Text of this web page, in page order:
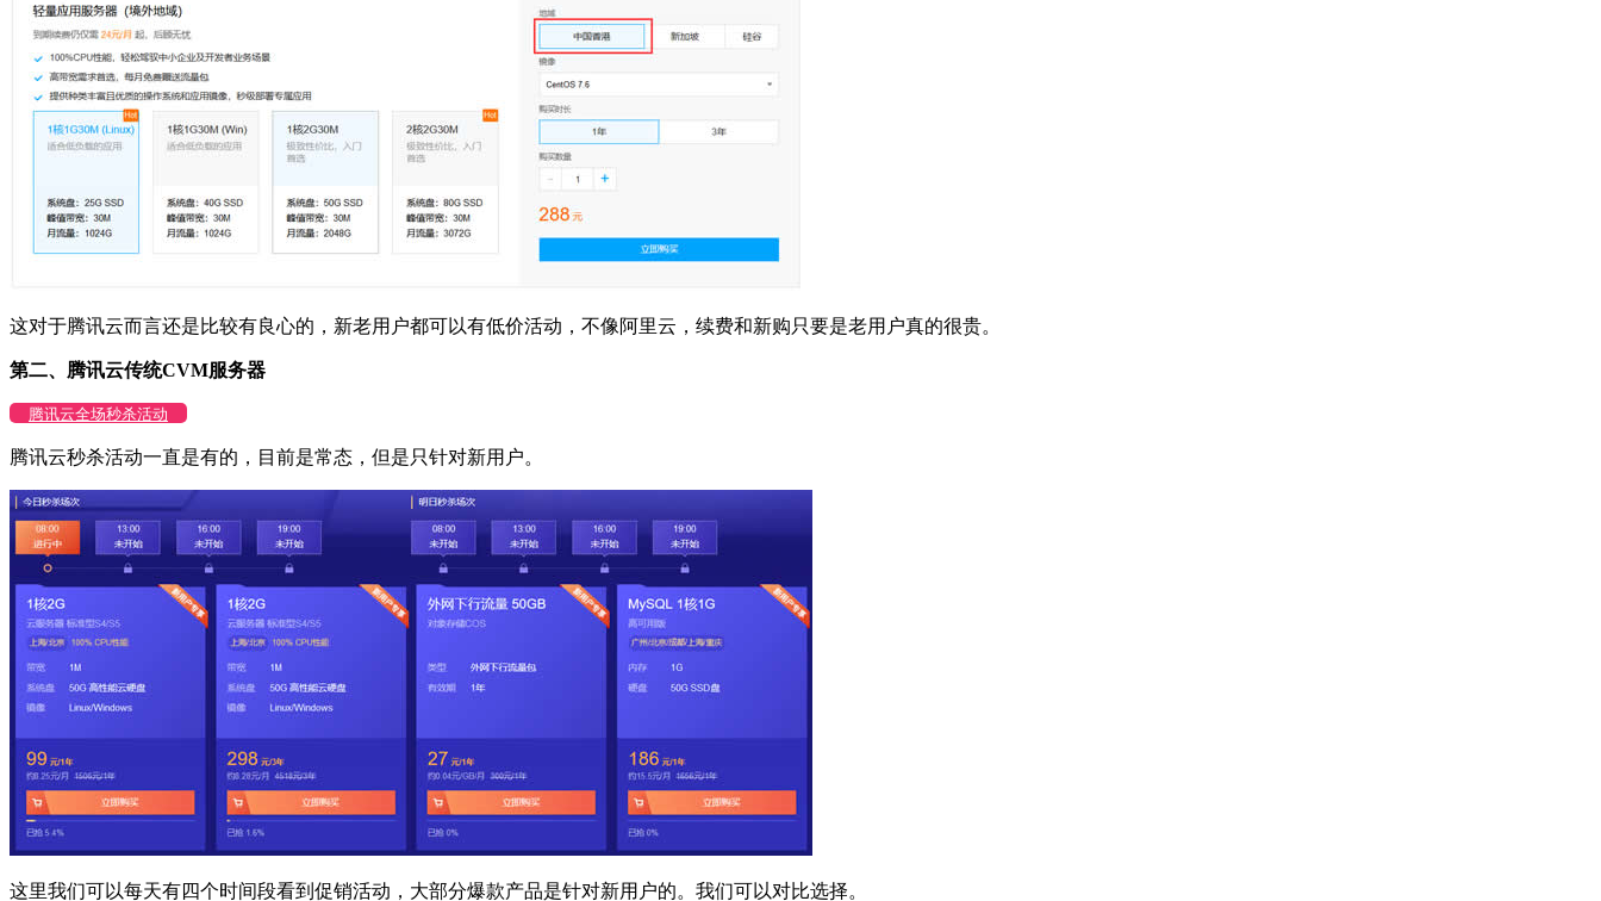
这对于腾讯云而言还是比较有良心的，新老用户都可以有低价活动，不像阿里云，续费和新购只要是老用户真的很贵。
第二、腾讯云传统CVM服务器
腾讯云全场秒杀活动
腾讯云秒杀活动一直是有的，目前是常态，但是只针对新用户。
这里我们可以每天有四个时间段看到促销活动，大部分爆款产品是针对新用户的。我们可以对比选择。